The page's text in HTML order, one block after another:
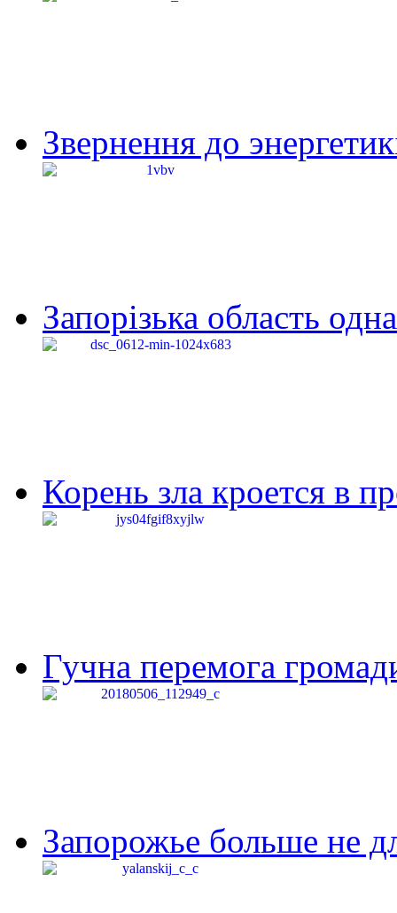
Звернення до
Запорізька область
Корень зла кроется в
Гучна перемога
Запорожье больше не